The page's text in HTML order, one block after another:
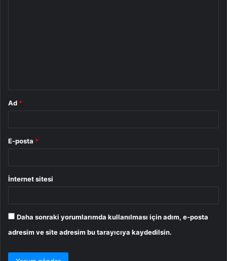
Ad *
E-posta *
İnternet sitesi
Daha sonraki yorumlarımda kullanılması için adım, e-posta
adresim ve site adresim bu tarayıcıya kaydedilsin.